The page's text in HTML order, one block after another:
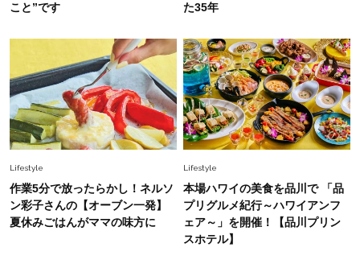
Fashion 2026.7.29
40代の旅や帰省に！涼しく、ラク可愛い【ぺた
んこ靴】10選〈スポサン・メリージェーンetc.〉
Lifestyle 2025.12.9
【梅宮アンナさん】“治る”って複雑だって気づい
Fashion 2025.9.10
パッと印象が変わる！【黒ワンピースに、色柄カ
ーデ】実証コーデ〈３選〉
こと”です
た35年
Lifestyle
作業5分で放ったらかし！ネルソ
ン彩子さんの【オーブン一発】
夏休みごはんがママの味方に
Lifestyle
本場ハワイの美食を品川で 「品
プリグルメ紀行～ハワイアンフ
ェア～」を開催！【品川プリン
スホテル】